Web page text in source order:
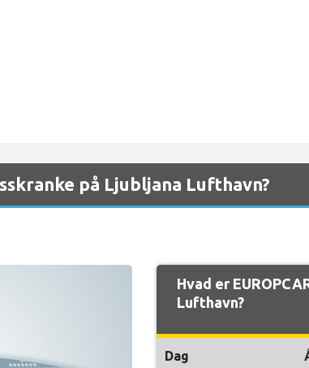
på Ljubljana Lufthavn?
Hvad er
Lufthavn?
Dag